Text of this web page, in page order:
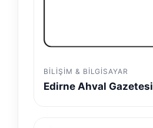
BILIŞIM & BILGISAYAR
Edirne Ahval Gazetesi